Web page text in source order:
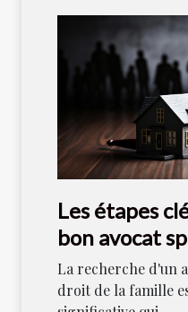
Les étapes
bon avocat
de la famille
La recherche d'un
droit de la famille